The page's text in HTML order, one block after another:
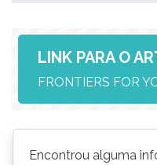
LINK PARA O
FRONTIERS FOR
Encontrou alguma